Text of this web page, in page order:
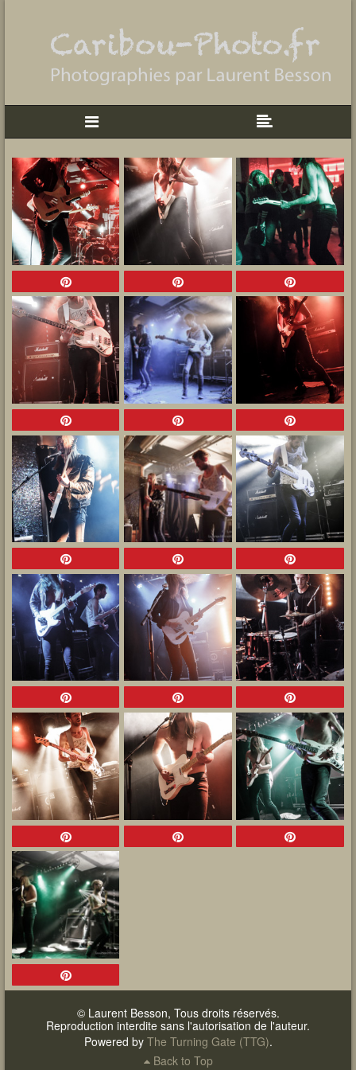
© Laurent Besson, Tous droits réservés.
Reproduction interdite sans l'autorisation de l'auteur.
Powered by The Turning Gate (TTG).
Back to Top